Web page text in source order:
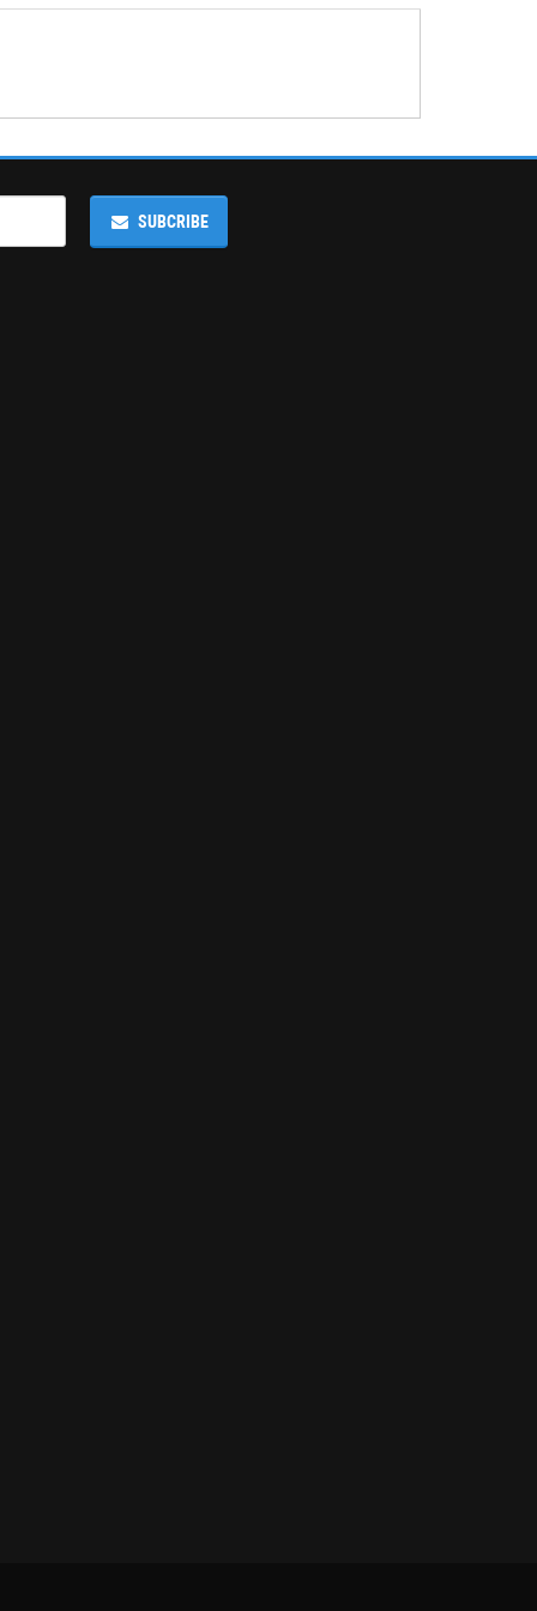
SUBCRIBE